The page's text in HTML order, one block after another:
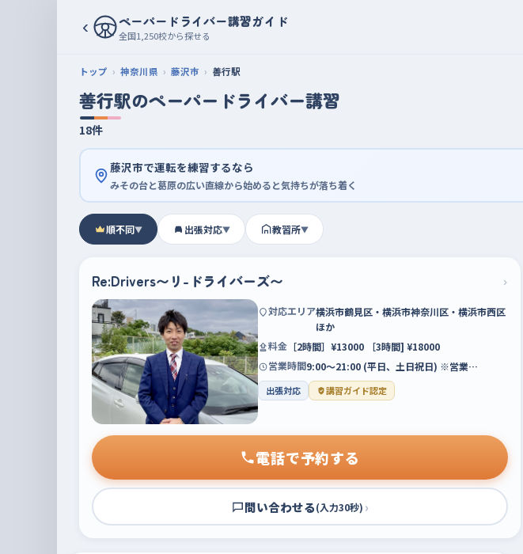
‹ ペーパードライバー講習ガイド
全国1,250校から探せる
トップ 神奈川県 藤沢市 善行駅
善行駅のペーパードライバー講習
18件
藤沢市で運転を練習するなら
みその台と葛原の広い直線から始めると気持ちが落ち着く
順不同▼ 出張対応▼ 教習所▼
Re:Drivers〜リ-ドライバーズ〜 ›
対応エリア横浜市鶴見区・横浜市神奈川区・横浜市西区
ほか
料金 ［2時間］¥13000 ［3時間] ¥18000
営業時間9:00〜21:00 (平日、土日祝日) ※営業…
出張対応 講習ガイド認定
電話で予約する
問い合わせる(入力30秒) ›